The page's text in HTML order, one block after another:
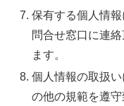
保有する個人情
問合せ窓口に連
ます。
個人情報の取扱
の他の規範を遵守